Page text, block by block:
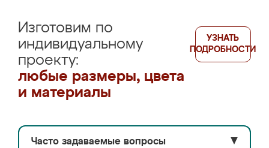
Изготовим по
индивидуальному
проекту:
любые размеры, цвета
и материалы
УЗНАТЬ
ПОДРОБНОСТИ
Часто задаваемые вопросы ▼